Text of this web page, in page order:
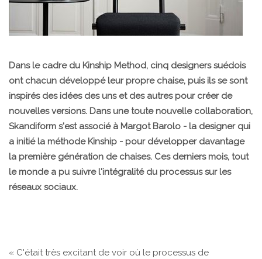
Dans le cadre du Kinship Method, cinq designers suédois
ont chacun développé leur propre chaise, puis ils se sont
inspirés des idées des uns et des autres pour créer de
nouvelles versions. Dans une toute nouvelle collaboration,
Skandiform s'est associé à Margot Barolo - la designer qui
a initié la méthode Kinship - pour développer davantage
la première génération de chaises. Ces derniers mois, tout
le monde a pu suivre l'intégralité du processus sur les
réseaux sociaux.
« C'était très excitant de voir où le processus de